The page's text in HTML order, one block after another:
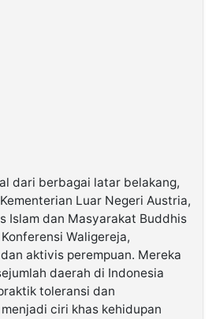
dari berbagai latar belakang,
Luar Negeri Austria,
Islam dan Masyarakat Buddhis
Waligereja,
aktivis perempuan. Mereka
daerah di Indonesia
toleransi dan
ciri khas kehidupan